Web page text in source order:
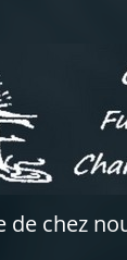
de chez